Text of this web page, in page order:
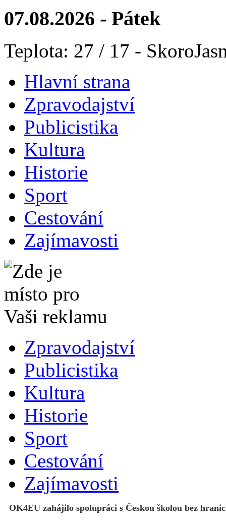
07.08.2026 - Pátek
Teplota: 27 / 17 -
Hlavní strana
Zpravodajství
Publicistika
Kultura
Historie
Sport
Cestování
Zajímavosti
Zpravodajství
Publicistika
Kultura
Historie
Sport
Cestování
Zajímavosti
OK4EU zahájilo spolupráci s Českou školou bez